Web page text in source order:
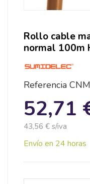
Rollo cable
normal 100m
Referencia
52,71
43,56 € s/iva
Envío en 24 horas